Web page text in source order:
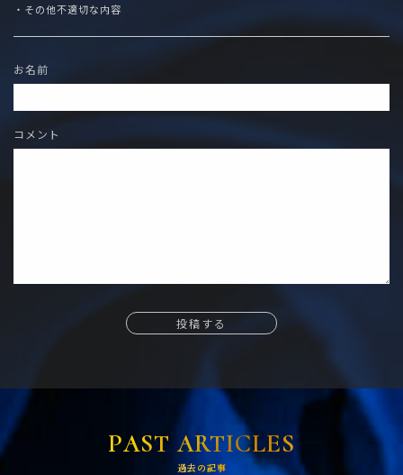
・その他不適切な内容
お名前
コメント
投稿する
PAST ARTICLES
過去の記事